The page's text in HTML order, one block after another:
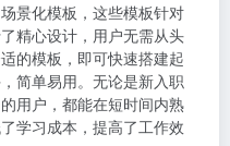
场景化模板，这些模板针对
精心设计，用户无需从头
的模板，即可快速搭建起
简单易用。无论是新入职
用户，都能在短时间内熟
学习成本，提高了工作效